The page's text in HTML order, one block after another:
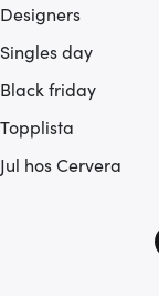
Designers
Singles day
Black friday
Topplista
Jul hos Cervera